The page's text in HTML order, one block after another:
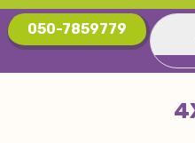
050-7859779